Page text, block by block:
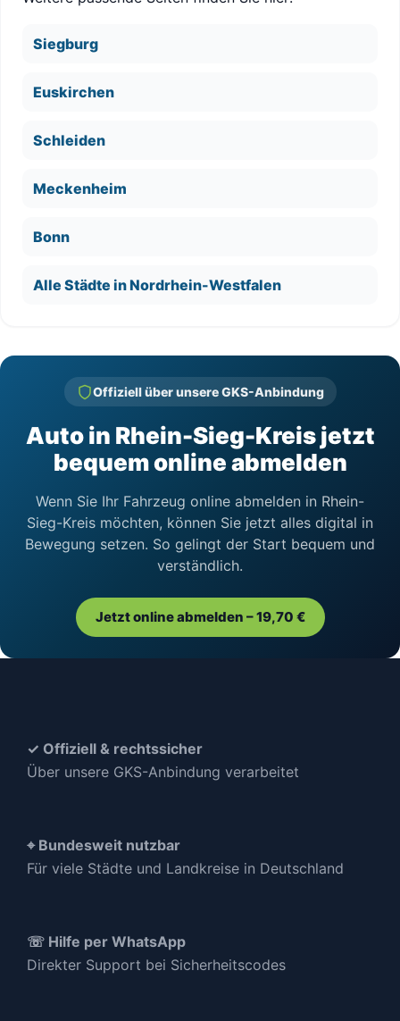
Siegburg
Euskirchen
Schleiden
Meckenheim
Bonn
Alle Städte in Nordrhein-Westfalen
Offiziell über unsere GKS-Anbindung
Auto in Rhein-Sieg-Kreis jetzt
bequem online abmelden
Wenn Sie Ihr Fahrzeug online abmelden in Rhein-
Sieg-Kreis möchten, können Sie jetzt alles digital in
Bewegung setzen. So gelingt der Start bequem und
verständlich.
Jetzt online abmelden – 19,70 €
✓ Offiziell & rechtssicher
Über unsere GKS-Anbindung verarbeitet
⌖ Bundesweit nutzbar
Für viele Städte und Landkreise in Deutschland
☏ Hilfe per WhatsApp
Direkter Support bei Sicherheitscodes